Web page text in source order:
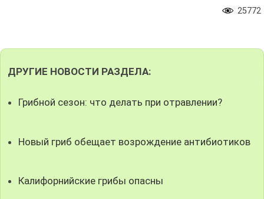
25772
ДРУГИЕ НОВОСТИ РАЗДЕЛА:
Грибной сезон: что делать при отравлении?
Новый гриб обещает возрождение антибиотиков
Калифорнийские грибы опасны